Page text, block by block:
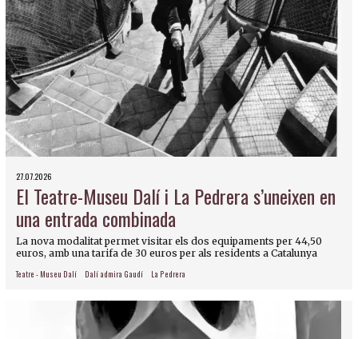
27.07.2026
El Teatre-Museu Dalí i La Pedrera s’uneixen en
una entrada combinada
La nova modalitat permet visitar els dos equipaments per 44,50
euros, amb una tarifa de 30 euros per als residents a Catalunya
Teatre - Museu Dalí Dalí admira Gaudí La Pedrera